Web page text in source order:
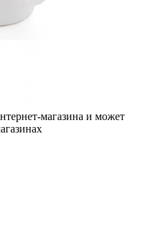
магазина и может